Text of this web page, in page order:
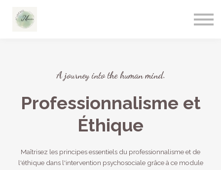
A journey into the human mind.
Professionnalisme et
Éthique
Maîtrisez les principes essentiels du professionnalisme et de
l'éthique dans l'intervention psychosociale grâce à ce module